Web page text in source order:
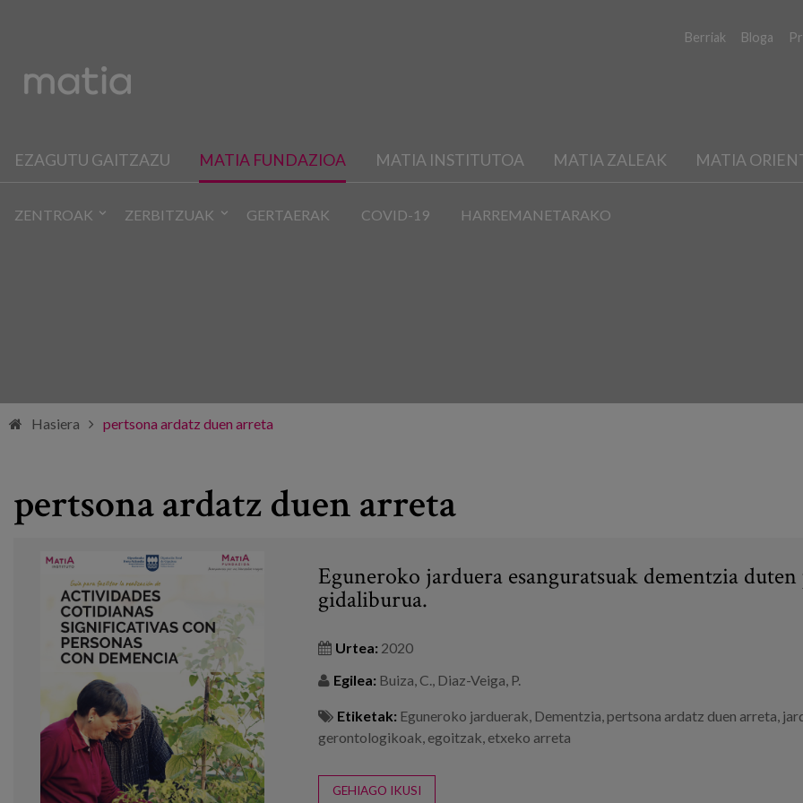
Berriak Bloga
EZAGUTU GAITZAZU MATIA FUNDAZIOA MATIA INSTITUTOA MATIA ZALEAK MATIA
ZENTROAK ZERBITZUAK GERTAERAK COVID-19 HARREMANETARAKO
Hasiera pertsona ardatz duen arreta
pertsona ardatz duen arreta
Eguneroko jarduera esanguratsuak dementzia
gidaliburua.
Urtea: 2020
Egilea: Buiza, C., Diaz-Veiga, P.
Etiketak: Eguneroko jarduerak, Dementzia,pertsona ardatz duen arreta,
gerontologikoak, egoitzak, etxeko arreta
GEHIAGO IKUSI